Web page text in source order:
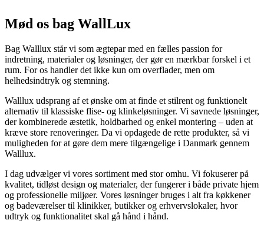
Mød os bag WallLux
Bag Walllux står vi som ægtepar med en fælles passion for
indretning, materialer og løsninger, der gør en mærkbar forskel i et
rum. For os handler det ikke kun om overflader, men om
helhedsindtryk og stemning.
Walllux udsprang af et ønske om at finde et stilrent og funktionelt
alternativ til klassiske flise- og klinkeløsninger. Vi savnede løsninger,
der kombinerede æstetik, holdbarhed og enkel montering – uden at
kræve store renoveringer. Da vi opdagede de rette produkter, så vi
muligheden for at gøre dem mere tilgængelige i Danmark gennem
Walllux.
I dag udvælger vi vores sortiment med stor omhu. Vi fokuserer på
kvalitet, tidløst design og materialer, der fungerer i både private hjem
og professionelle miljøer. Vores løsninger bruges i alt fra køkkener
og badeværelser til klinikker, butikker og erhvervslokaler, hvor
udtryk og funktionalitet skal gå hånd i hånd.